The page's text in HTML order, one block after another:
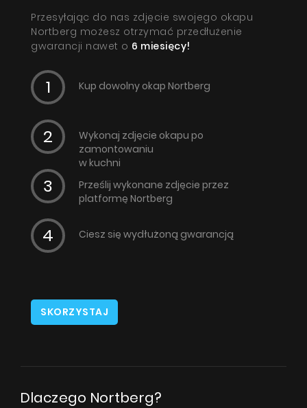
Przesyłając do nas zdjęcie swojego okapu
Nortberg możesz otrzymać przedłużenie
gwarancji nawet o 6 miesięcy!
Kup dowolny okap Nortberg
Wykonaj zdjęcie okapu po
zamontowaniu
w kuchni
Prześlij wykonane zdjęcie przez
platformę Nortberg
Ciesz się wydłużoną gwarancją
SKORZYSTAJ
Dlaczego Nortberg?